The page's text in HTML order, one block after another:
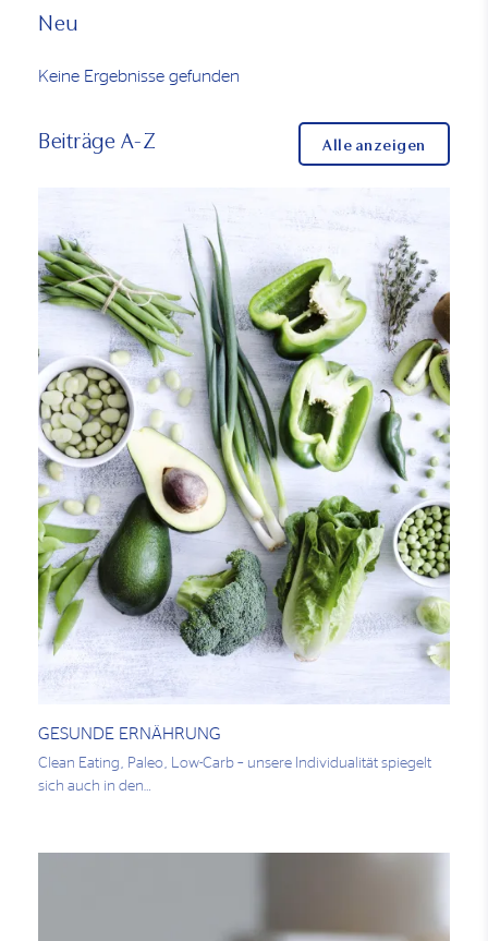
Neu
Keine Ergebnisse gefunden
Beiträge A-Z Alle anzeigen
GESUNDE ERNÄHRUNG
Clean Eating, Paleo, Low-Carb – unsere Individualität spiegelt
sich auch in den…